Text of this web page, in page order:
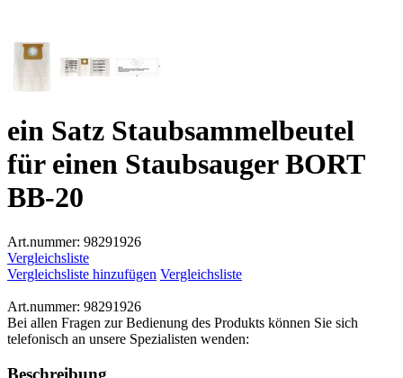
ein Satz Staubsammelbeutel
für einen Staubsauger BORT
BB-20
Art.nummer: 98291926
Vergleichsliste
Vergleichsliste hinzufügen Vergleichsliste
Art.nummer: 98291926
Bei allen Fragen zur Bedienung des Produkts können Sie sich
telefonisch an unsere Spezialisten wenden:
Beschreibung